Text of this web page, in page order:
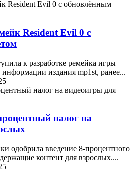
Resident Evil 0 с
к разработке ремейка игры
издания mp1st, ранее...
налог на
одобрила введение 8-процентного
контент для взрослых....